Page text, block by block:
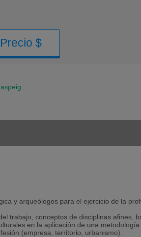
$
y arqueólogos para el ejercicio de la
trabajo, conceptos de disciplinas afines,
en la aplicación de una metodología
(empresa, territorio, urbanismo).